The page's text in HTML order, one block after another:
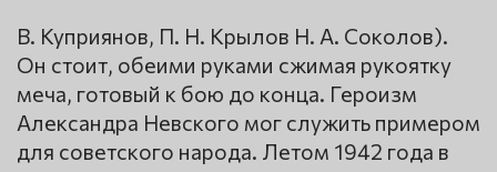
В. Куприянов, П. Н. Крылов Н. А. Соколов).
Он стоит, обеими руками сжимая рукоятку
меча, готовый к бою до конца. Героизм
Александра Невского мог служить примером
для советского народа. Летом 1942 года в